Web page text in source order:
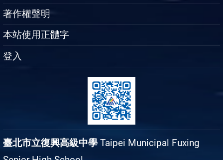
著作權聲明
本站使用正體字
登入
臺北市立復興高級中學 Taipei Municipal Fuxing